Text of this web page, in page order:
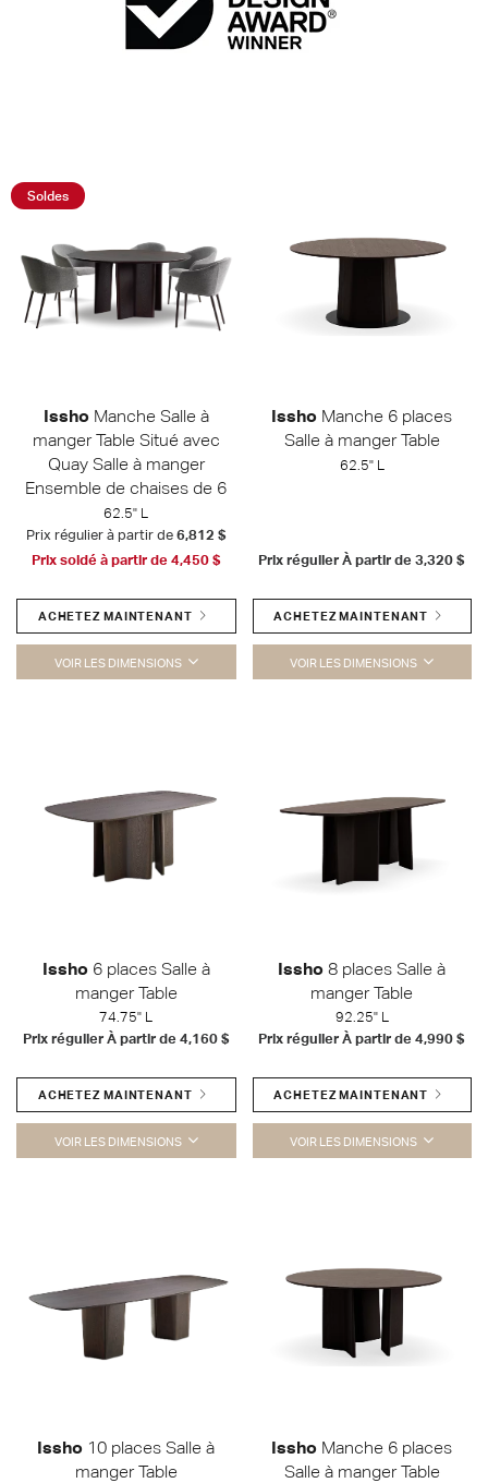
Soldes
IsshoManche Salle à
manger Table Situé avec
Quay Salle à manger
Ensemble de chaises de 6
62.5" L
Prix régulier à partir de 6,812 $
Prix soldé à partir de 4,450 $
ACHETEZ MAINTENANT
VOIR LES DIMENSIONS
Issho Manche 6 places
Salle à manger Table
62.5" L
Prix régulier À partir de3,320 $
ACHETEZ MAINTENANT
VOIR LES DIMENSIONS
Issho6 places Salle à
manger Table
74.75" L
Prix régulier À partir de 4,160 $
ACHETEZ MAINTENANT
VOIR LES DIMENSIONS
Issho 8 places Salle à
manger Table
92.25" L
Prix régulier À partir de4,990 $
ACHETEZ MAINTENANT
VOIR LES DIMENSIONS
Issho 10 places Salle à
manger Table
Issho Manche 6 places
Salle à manger Table